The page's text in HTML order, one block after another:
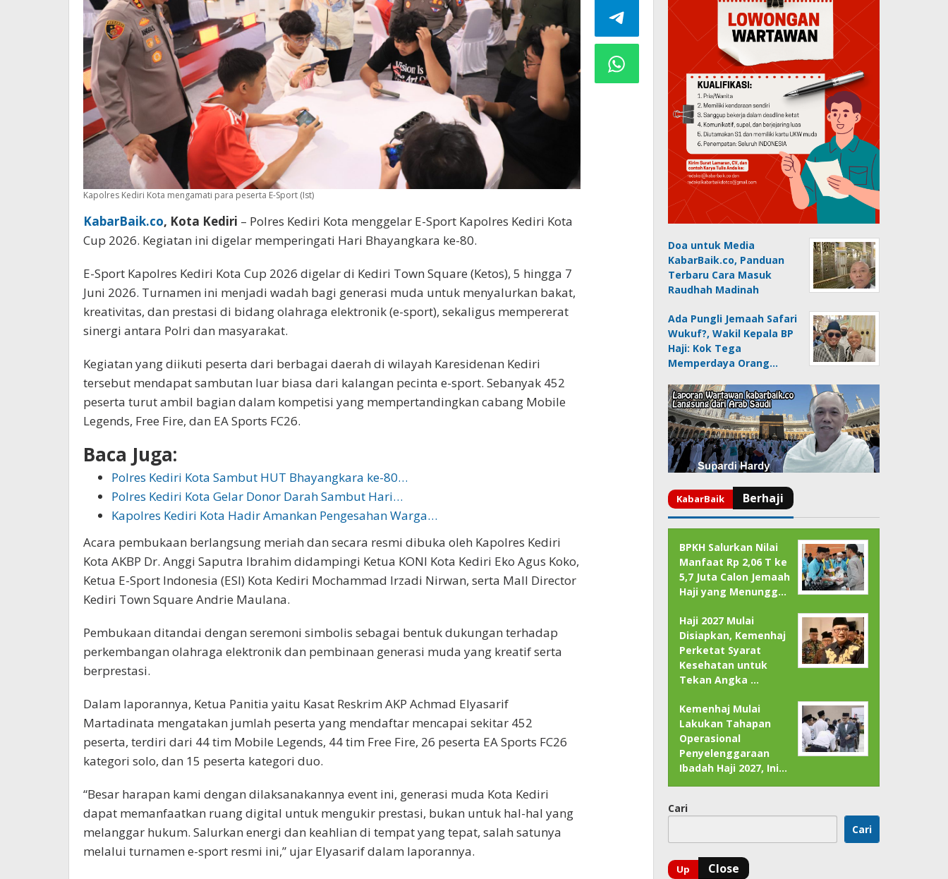
Kapolres Kediri Kota mengamati para peserta E-Sport (Ist)
KabarBaik.co, Kota Kediri – Polres Kediri Kota menggelar E-Sport Kapolres Kediri Kota
Cup 2026. Kegiatan ini digelar memperingati Hari Bhayangkara ke-80.
E-Sport Kapolres Kediri Kota Cup 2026 digelar di Kediri Town Square (Ketos), 5 hingga 7
Juni 2026. Turnamen ini menjadi wadah bagi generasi muda untuk menyalurkan bakat,
kreativitas, dan prestasi di bidang olahraga elektronik (e-sport), sekaligus mempererat
sinergi antara Polri dan masyarakat.
Kegiatan yang diikuti peserta dari berbagai daerah di wilayah Karesidenan Kediri
tersebut mendapat sambutan luar biasa dari kalangan pecinta e-sport. Sebanyak 452
peserta turut ambil bagian dalam kompetisi yang mempertandingkan cabang Mobile
Legends, Free Fire, dan EA Sports FC26.
Baca Juga:
Polres Kediri Kota Sambut HUT Bhayangkara ke-80…
Polres Kediri Kota Gelar Donor Darah Sambut Hari…
Kapolres Kediri Kota Hadir Amankan Pengesahan Warga…
Acara pembukaan berlangsung meriah dan secara resmi dibuka oleh Kapolres Kediri
Kota AKBP Dr. Anggi Saputra Ibrahim didampingi Ketua KONI Kota Kediri Eko Agus Koko,
Ketua E-Sport Indonesia (ESI) Kota Kediri Mochammad Irzadi Nirwan, serta Mall Director
Kediri Town Square Andrie Maulana.
Pembukaan ditandai dengan seremoni simbolis sebagai bentuk dukungan terhadap
perkembangan olahraga elektronik dan pembinaan generasi muda yang kreatif serta
berprestasi.
Dalam laporannya, Ketua Panitia yaitu Kasat Reskrim AKP Achmad Elyasarif
Martadinata mengatakan jumlah peserta yang mendaftar mencapai sekitar 452
peserta, terdiri dari 44 tim Mobile Legends, 44 tim Free Fire, 26 peserta EA Sports FC26
kategori solo, dan 15 peserta kategori duo.
“Besar harapan kami dengan dilaksanakannya event ini, generasi muda Kota Kediri
dapat memanfaatkan ruang digital untuk mengukir prestasi, bukan untuk hal-hal yang
melanggar hukum. Salurkan energi dan keahlian di tempat yang tepat, salah satunya
melalui turnamen e-sport resmi ini,” ujar Elyasarif dalam laporannya.
Doa untuk Media
KabarBaik.co, Panduan
Terbaru Cara Masuk
Raudhah Madinah
Ada Pungli Jemaah Safari
Wukuf?, Wakil Kepala BP
Haji: Kok Tega
Memperdaya Orang…
BPKH Salurkan Nilai
Manfaat Rp 2,06 T ke
5,7 Juta Calon Jemaah
Haji yang Menungg…
Haji 2027 Mulai
Disiapkan, Kemenhaj
Perketat Syarat
Kesehatan untuk
Tekan Angka …
Kemenhaj Mulai
Lakukan Tahapan
Operasional
Penyelenggaraan
Ibadah Haji 2027, Ini…
Cari
Cari